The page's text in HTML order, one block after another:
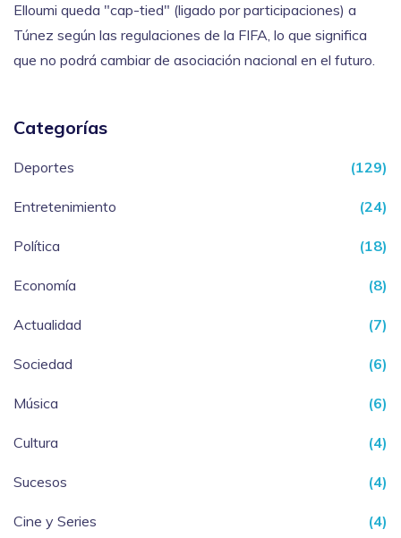
Elloumi queda "cap-tied" (ligado por participaciones) a
Túnez según las regulaciones de la FIFA, lo que significa
que no podrá cambiar de asociación nacional en el futuro.
Categorías
Deportes (129)
Entretenimiento (24)
Política (18)
Economía (8)
Actualidad (7)
Sociedad (6)
Música (6)
Cultura (4)
Sucesos (4)
Cine y Series (4)